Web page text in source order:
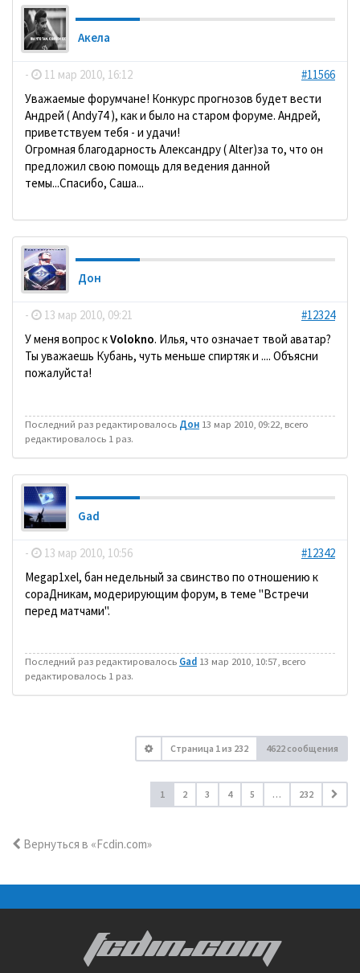
Акела
- 11 мар 2010, 16:12
#11566
Уважаемые форумчане! Конкурс прогнозов будет вести
Андрей ( Andy74 ), как и было на старом форуме. Андрей,
приветствуем тебя - и удачи!
Огромная благодарность Александру ( Alter)за то, что он
предложил свою помощь для ведения данной
темы...Спасибо, Саша...
Дон
- 13 мар 2010, 09:21
#12324
У меня вопрос кVolokno. Илья, что означает твой аватар?
Ты уважаешь Кубань, чуть меньше спиртяк и .... Объясни
пожалуйста!
Последний раз редактировалось Дон 13 мар 2010, 09:22, всего
редактировалось 1 раз.
Gad
- 13 мар 2010, 10:56
#12342
Megap1xel, бан недельный за свинство по отношению к
сораДникам, модерирующим форум, в теме "Встречи
перед матчами".
Последний раз редактировалось Gad 13 мар 2010, 10:57, всего
редактировалось 1 раз.
Страница 1из 232 4622 сообщения
1 2 3 4 5 … 232
Вернуться в «Fcdin.com»
FCDIN.COM